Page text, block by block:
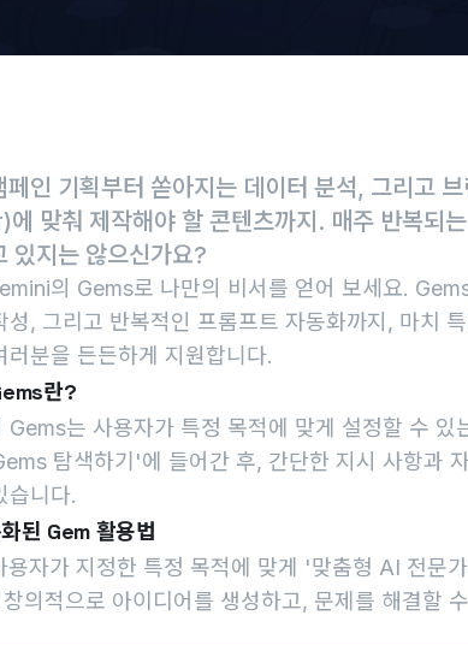
페인 기획부터 쏟아지는 데이터 분석, 그리고
맞춰 제작해야 할 콘텐츠까지. 매주 반복되
있지는 않으신가요?
의 Gems로 나만의 비서를 얻어 보세요.
성, 그리고 반복적인 프롬프트 자동화까지, 마치
러분을 든든하게 지원합니다.
란?
Gems는 사용자가 특정 목적에 맞게 설정할 수
탐색하기'에 들어간 후, 간단한 지시 사항과
습니다.
된 Gem 활용법
용자가 지정한 특정 목적에 맞게 '맞춤형 AI 전문
의적으로 아이디어를 생성하고, 문제를 해결할